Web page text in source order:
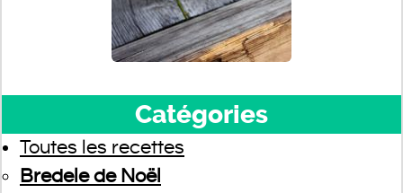
Catégories
Toutes les recettes
Bredele de Noël